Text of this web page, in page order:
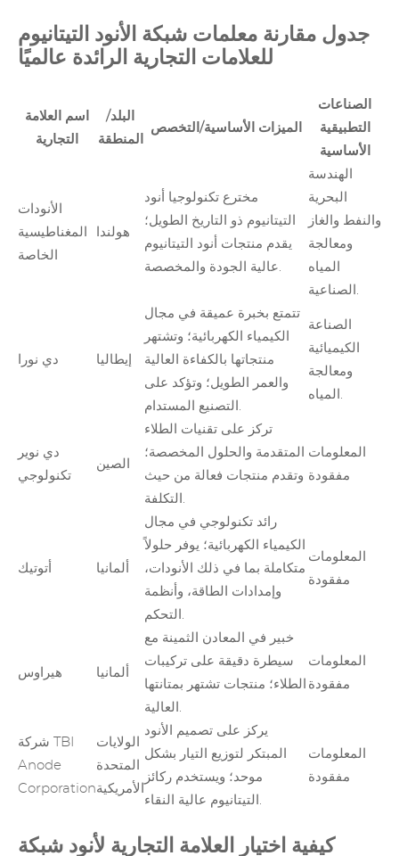
جدول مقارنة معلمات شبكة الأنود التيتانيوم
للعلامات التجارية الرائدة عالميًا
اسم العلامة
التجارية
البلد/
المنطقة
الميزات الأساسية/التخصص
الصناعات
التطبيقية
الأساسية
الأنودات
المغناطيسية
الخاصة
هولندا
مخترع تكنولوجيا أنود
التيتانيوم ذو التاريخ الطويل؛
يقدم منتجات أنود التيتانيوم
عالية الجودة والمخصصة.
الهندسة
البحرية
والنفط والغاز
ومعالجة
المياه
الصناعية.
دي نورا إيطاليا
تتمتع بخبرة عميقة في مجال
الكيمياء الكهربائية؛ وتشتهر
منتجاتها بالكفاءة العالية
والعمر الطويل؛ وتؤكد على
التصنيع المستدام.
الصناعة
الكيميائية
ومعالجة
المياه.
دي نوير
تكنولوجي
الصين
تركز على تقنيات الطلاء
المتقدمة والحلول المخصصة؛
وتقدم منتجات فعالة من حيث
التكلفة.
المعلومات
مفقودة
أتوتيك ألمانيا
رائد تكنولوجي في مجال
الكيمياء الكهربائية؛ يوفر حلولاً
متكاملة بما في ذلك الأنودات،
وإمدادات الطاقة، وأنظمة
التحكم.
المعلومات
مفقودة
هيراوس ألمانيا
خبير في المعادن الثمينة مع
سيطرة دقيقة على تركيبات
الطلاء؛ منتجات تشتهر بمتانتها
العالية.
المعلومات
مفقودة
شركة TBI
Anode
Corporation
الولايات
المتحدة
الأمريكية
يركز على تصميم الأنود
المبتكر لتوزيع التيار بشكل
موحد؛ ويستخدم ركائز
التيتانيوم عالية النقاء.
المعلومات
مفقودة
كيفية اختيار العلامة التجارية لأنود شبكة